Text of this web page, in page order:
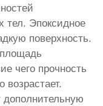
тел. Эпоксидное
поверхность.
чего прочность
возрастает.
дополнительную